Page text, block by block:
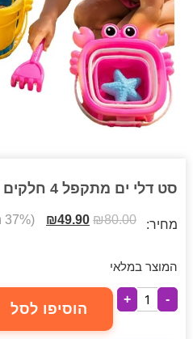
סט דלי ים מתקפל 4 חלקים לילדים
מחיר: ₪80.00
₪49.90 (37% הנחה)
המוצר במלאי
-
+
הוסיפו לסל